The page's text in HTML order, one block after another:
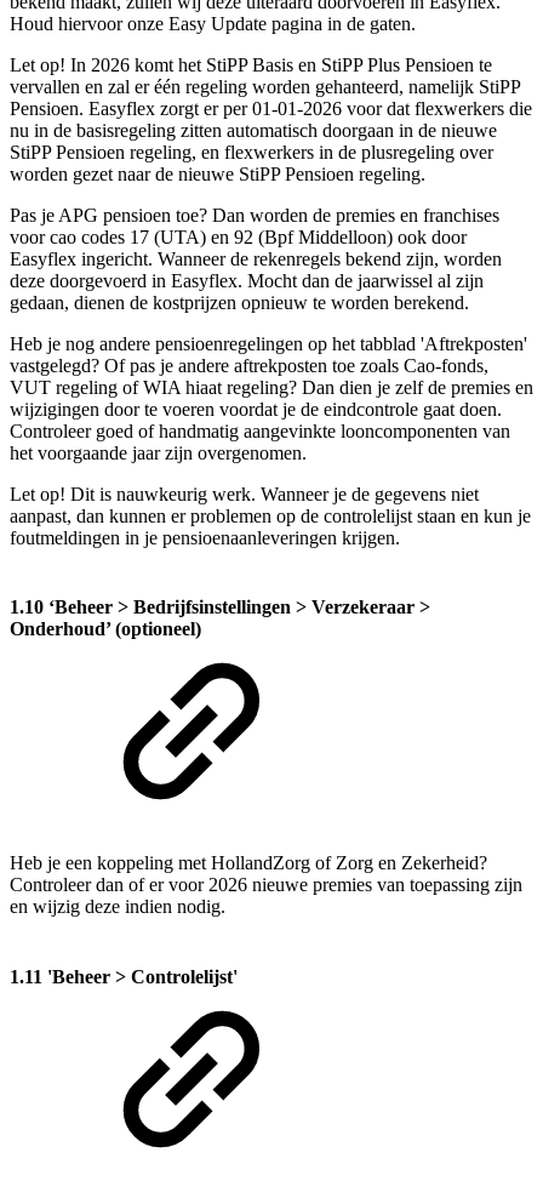
Houd hiervoor onze Easy Update pagina in de gaten.
Let op! In 2026 komt het StiPP Basis en StiPP Plus Pensioen te
vervallen en zal er één regeling worden gehanteerd, namelijk StiPP
Pensioen. Easyflex zorgt er per 01-01-2026 voor dat flexwerkers die
nu in de basisregeling zitten automatisch doorgaan in de nieuwe
StiPP Pensioen regeling, en flexwerkers in de plusregeling over
worden gezet naar de nieuwe StiPP Pensioen regeling.
Pas je APG pensioen toe? Dan worden de premies en franchises
voor cao codes 17 (UTA) en 92 (Bpf Middelloon) ook door
Easyflex ingericht. Wanneer de rekenregels bekend zijn, worden
deze doorgevoerd in Easyflex. Mocht dan de jaarwissel al zijn
gedaan, dienen de kostprijzen opnieuw te worden berekend.
Heb je nog andere pensioenregelingen op het tabblad 'Aftrekposten'
vastgelegd? Of pas je andere aftrekposten toe zoals Cao-fonds,
VUT regeling of WIA hiaat regeling? Dan dien je zelf de premies en
wijzigingen door te voeren voordat je de eindcontrole gaat doen.
Controleer goed of handmatig aangevinkte looncomponenten van
het voorgaande jaar zijn overgenomen.
Let op! Dit is nauwkeurig werk. Wanneer je de gegevens niet
aanpast, dan kunnen er problemen op de controlelijst staan en kun je
foutmeldingen in je pensioenaanleveringen krijgen.
1.10 ‘Beheer > Bedrijfsinstellingen > Verzekeraar >
Onderhoud’ (optioneel)
Heb je een koppeling met HollandZorg of Zorg en Zekerheid?
Controleer dan of er voor 2026 nieuwe premies van toepassing zijn
en wijzig deze indien nodig.
1.11 'Beheer > Controlelijst'